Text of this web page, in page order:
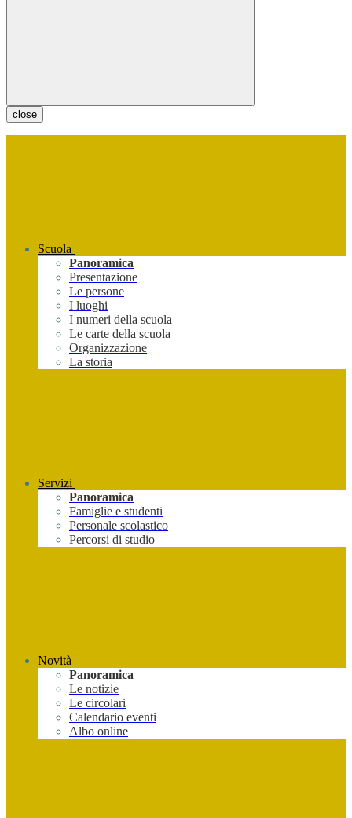
close
Scuola
Panoramica
Presentazione
Le persone
I luoghi
I numeri della scuola
Le carte della scuola
Organizzazione
La storia
Servizi
Panoramica
Famiglie e studenti
Personale scolastico
Percorsi di studio
Novità
Panoramica
Le notizie
Le circolari
Calendario eventi
Albo online